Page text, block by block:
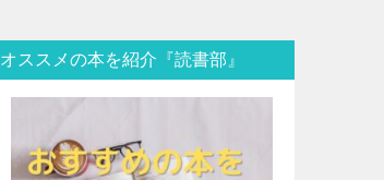
オススメの本を紹介『読書部』